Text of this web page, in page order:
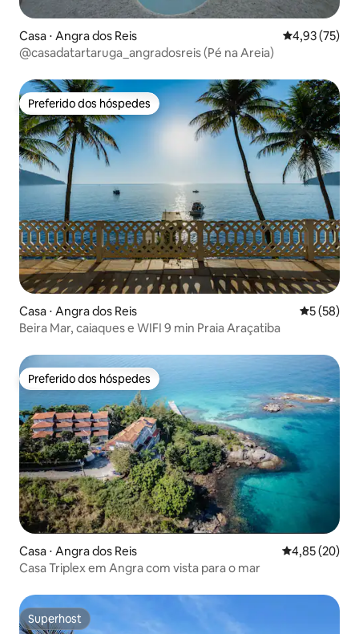
Casa ⋅ Angra dos Reis 4,93 de uma
4,93 (75)
@casadatartaruga_angradosreis (Pé na Areia)
Preferido dos hóspedes
Preferido dos hóspedes
Casa ⋅ Angra dos Reis 5 de uma
5 (58)
Beira Mar, caiaques e WIFI 9 min Praia Araçatiba
Preferido dos hóspedes
Preferido dos hóspedes
Casa ⋅ Angra dos Reis 4,85 de uma
4,85 (20)
Casa Triplex em Angra com vista para o mar
Superhost
Superhost